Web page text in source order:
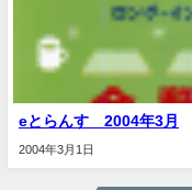
eとらんす 2004年3月
2004年3月1日